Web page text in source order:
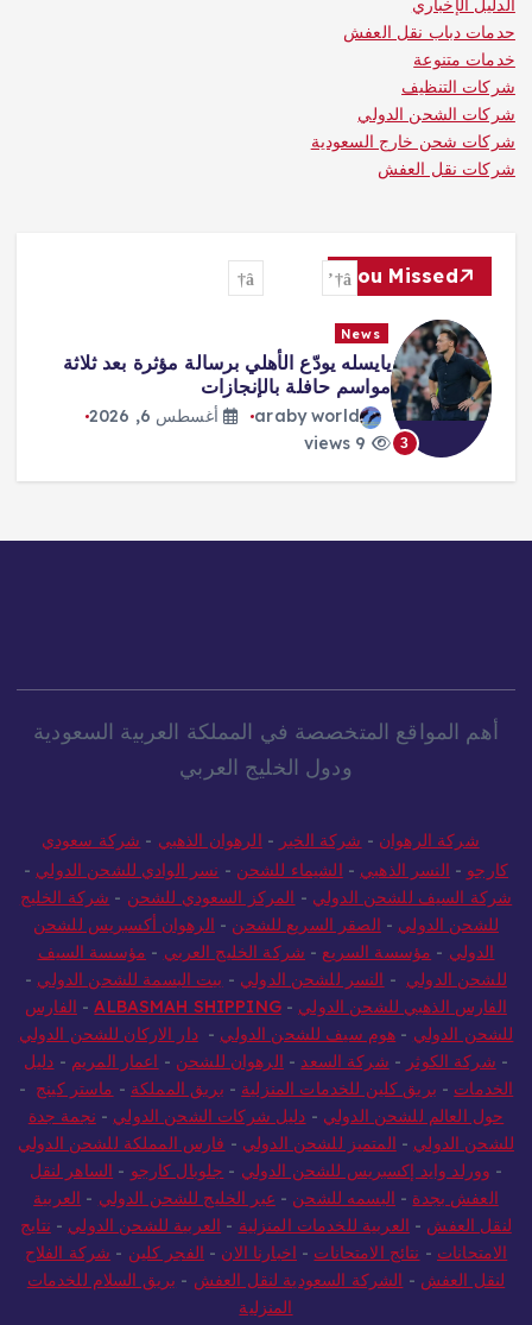
الدليل الإخباري
حدمات دباب نقل العفش
خدمات متنوعة
شركات التنظيف
شركات الشحن الدولي
شركات شحن خارج السعودية
شركات نقل العفش
You Missed
3
News
يايسله يودّع الأهلي برسالة مؤثرة بعد ثلاثة
مواسم حافلة بالإنجازات
araby world
أغسطس 6, 2026
أهم المواقع المتخصصة في المملكة العربية السعودية
ودول الخليج العربي
شركة الرهوان - شركة الخير - الرهوان الذهبي - شركة سعودي
كارجو - النسر الذهبي - الشيماء للشحن - نسر الوادي للشحن الدولي -
شركة السيف للشحن الدولي - المركز السعودي للشحن - شركة الخليج
للشحن الدولي - الصقر السريع للشحن - الرهوان أكسبريس للشحن
الدولي - مؤسسة السريع - شركة الخليج العربي - مؤسسة السيف
للشحن الدولي - النسر للشحن الدولي - بيت البسمة للشحن الدولي -
الفارس الذهبي للشحن الدولي -
ALBASMAH SHIPPING
- الفارس
للشحن الدولي - هوم سيف للشحن الدولي -دار الاركان للشحن الدولي
- شركة الكوثر - شركة السعد - الرهوان للشحن - اعمار المريم - دليل
الخدمات - بريق كلين للخدمات المنزلية - بريق المملكة - ماستر كينج -
حول العالم للشحن الدولي - دليل شركات الشحن الدولي - نجمة جدة
للشحن الدولي - المتميز للشحن الدولي - فارس المملكة للشحن الدولي
- وورلد وايد إكسبريس للشحن الدولي - جلوبال كارجو - الساهر لنقل
العفش بجدة - البسمه للشحن - عبر الخليج للشحن الدولي - العربية
لنقل العفش - العربية للخدمات المنزلية - العربية للشحن الدولي - نتايج
الامتحانات - نتائج الامتحانات - اخبارنا الان - الفجر كلين - شركة الفلاح
لنقل العفش - الشركة السعودية لنقل العفش - بريق السلام للخدمات
المنزلية